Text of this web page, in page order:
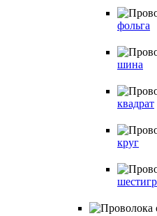
фольга
шина
квадрат
круг